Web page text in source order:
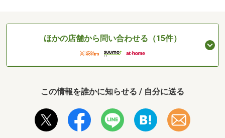
ほかの店舗から問い合わせる（15件）
この情報を誰かに知らせる / 自分に送る